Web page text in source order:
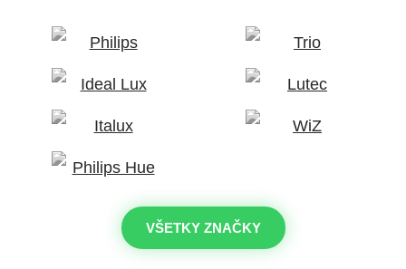
VŠETKY ZNAČKY